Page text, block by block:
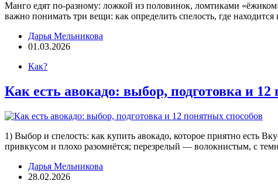
Манго едят по-разному: ложкой из половинок, ломтиками
важно понимать три вещи: как определить спелость, где
Дарья Мельникова
01.03.2026
Как?
Как есть авокадо: выбор, подготовка и 12
1) Выбор и спелость: как купить авокадо, которое приятно есть
привкусом и плохо разомнётся; перезрелый — волокнистым, с
Дарья Мельникова
28.02.2026